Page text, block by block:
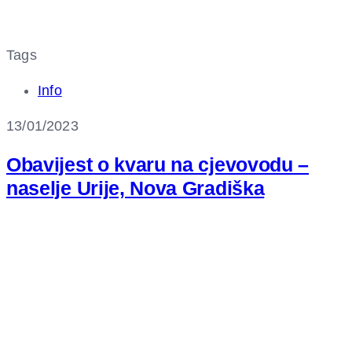
Tags
Info
13/01/2023
Obavijest o kvaru na cjevovodu –
naselje Urije, Nova Gradiška